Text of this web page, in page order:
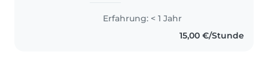
und lerne zurzeit Deutsch. Ich
spreche Italienisch, Englisch und
Arabisch. Ich bin eine
Erfahrung: < 1 Jahr
15,00 €/Stunde